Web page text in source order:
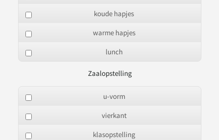
koude hapjes
warme hapjes
lunch
Zaalopstelling
u-vorm
vierkant
klasopstelling